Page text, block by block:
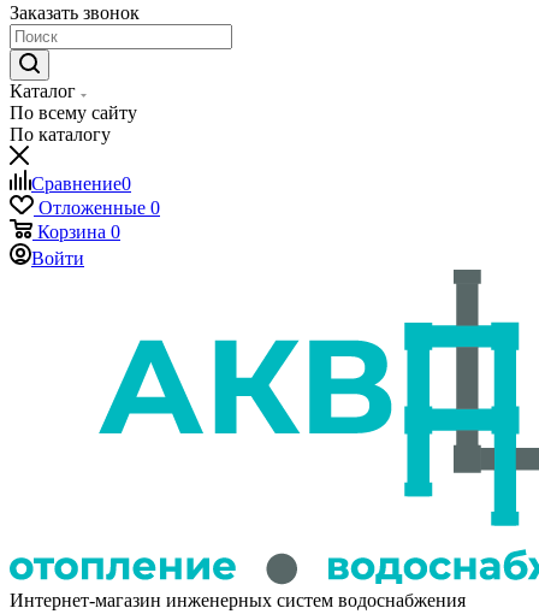
Заказать звонок
Каталог
По всему сайту
По каталогу
Сравнение0
Отложенные 0
Корзина 0
Войти
Интернет-магазин инженерных систем водоснабжения